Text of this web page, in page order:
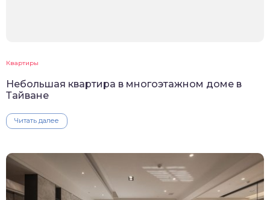
Квартиры
Небольшая квартира в многоэтажном доме в
Тайване
Читать далее